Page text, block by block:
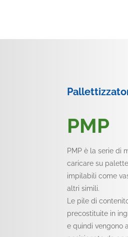
PMP
PMP è la serie di
caricare su
impilabili come
altri simili.
Le pile di
precostituite in
e quindi vengono